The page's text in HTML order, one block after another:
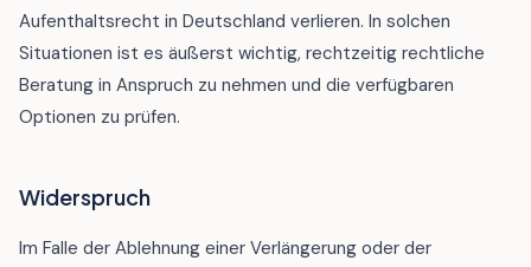
Aufenthaltsrecht in Deutschland verlieren. In solchen
Situationen ist es äußerst wichtig, rechtzeitig rechtliche
Beratung in Anspruch zu nehmen und die verfügbaren
Optionen zu prüfen.
Widerspruch
Im Falle der Ablehnung einer Verlängerung oder der